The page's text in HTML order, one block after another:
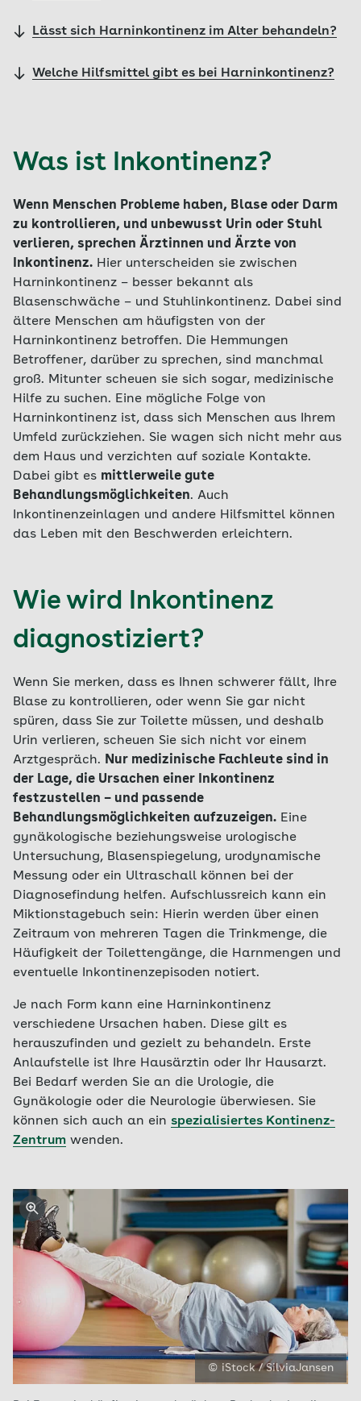
Lässt sich Harninkontinenz im Alter behandeln?
Welche Hilfsmittel gibt es bei Harninkontinenz?
Was ist Inkontinenz?
Wenn Menschen Probleme haben, Blase oder Darm
zu kontrollieren, und unbewusst Urin oder Stuhl
verlieren, sprechen Ärztinnen und Ärzte von
Inkontinenz. Hier unterscheiden sie zwischen
Harninkontinenz – besser bekannt als
Blasenschwäche – und Stuhlinkontinenz. Dabei sind
ältere Menschen am häufigsten von der
Harninkontinenz betroffen. Die Hemmungen
Betroffener, darüber zu sprechen, sind manchmal
groß. Mitunter scheuen sie sich sogar, medizinische
Hilfe zu suchen. Eine mögliche Folge von
Harninkontinenz ist, dass sich Menschen aus Ihrem
Umfeld zurückziehen. Sie wagen sich nicht mehr aus
dem Haus und verzichten auf soziale Kontakte.
Dabei gibt es mittlerweile gute
Behandlungsmöglichkeiten. Auch
Inkontinenzeinlagen und andere Hilfsmittel können
das Leben mit den Beschwerden erleichtern.
Wie wird Inkontinenz
diagnostiziert?
Wenn Sie merken, dass es Ihnen schwerer fällt, Ihre
Blase zu kontrollieren, oder wenn Sie gar nicht
spüren, dass Sie zur Toilette müssen, und deshalb
Urin verlieren, scheuen Sie sich nicht vor einem
Arztgespräch. Nur medizinische Fachleute sind in
der Lage, die Ursachen einer Inkontinenz
festzustellen – und passende
Behandlungsmöglichkeiten aufzuzeigen. Eine
gynäkologische beziehungsweise urologische
Untersuchung, Blasenspiegelung, urodynamische
Messung oder ein Ultraschall können bei der
Diagnosefindung helfen. Aufschlussreich kann ein
Miktionstagebuch sein: Hierin werden über einen
Zeitraum von mehreren Tagen die Trinkmenge, die
Häufigkeit der Toilettengänge, die Harnmengen und
eventuelle Inkontinenzepisoden notiert.
Je nach Form kann eine Harninkontinenz
verschiedene Ursachen haben. Diese gilt es
herauszufinden und gezielt zu behandeln. Erste
Anlaufstelle ist Ihre Hausärztin oder Ihr Hausarzt.
Bei Bedarf werden Sie an die Urologie, die
Gynäkologie oder die Neurologie überwiesen. Sie
können sich auch an ein spezialisiertes Kontinenz-
Zentrum wenden.
© iStock / SilviaJansen